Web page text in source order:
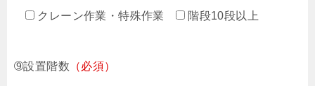
クレーン作業・特殊作業
階段10段以上
➈設置階数 （必須）